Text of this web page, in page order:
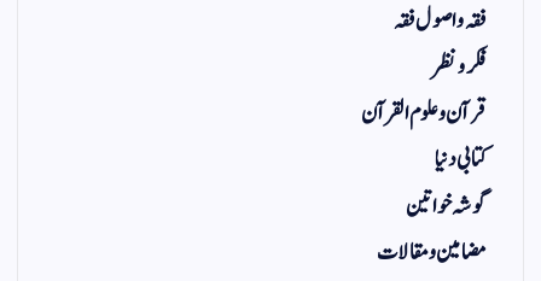
فقہ و اصول فقہ
فکر و نظر
قرآن و علوم القرآن
کتابی دنیا
گوشہ خواتین
مضامین و مقالات